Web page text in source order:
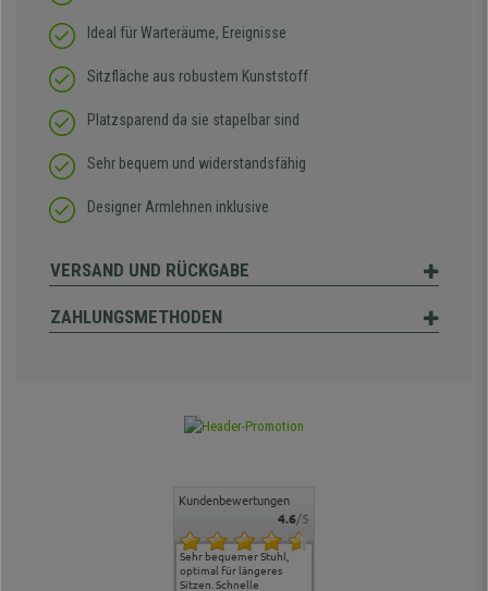
Ideal für Warteräume, Ereignisse
Sitzfläche aus robustem Kunststoff
Platzsparend da sie stapelbar sind
Sehr bequem und widerstandsfähig
Designer Armlehnen inklusive
VERSAND UND RÜCKGABE
ZAHLUNGSMETHODEN
Kundenbewertungen
4.6/5
Sehr bequemer Stuhl,
optimal für längeres
Sitzen. Schnelle